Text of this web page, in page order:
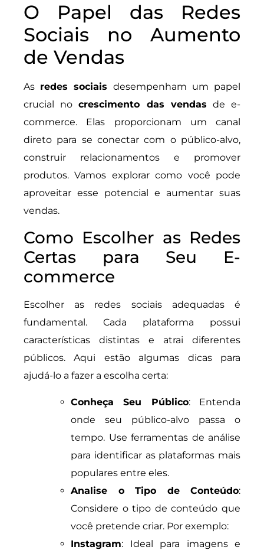
O Papel das Redes
Sociais no Aumento
de Vendas
As redes sociais desempenham um papel
crucial nocrescimento das vendas de e-
commerce. Elas proporcionam um canal
direto para se conectar com o público-alvo,
construir relacionamentos e promover
produtos. Vamos explorar como você pode
aproveitar esse potencial e aumentar suas
vendas.
Como Escolher as Redes
Certas para Seu E-
commerce
Escolher as redes sociais adequadas é
fundamental. Cada plataforma possui
características distintas e atrai diferentes
públicos. Aqui estão algumas dicas para
ajudá-lo a fazer a escolha certa:
Conheça Seu Público: Entenda
onde seu público-alvo passa o
tempo. Use ferramentas de análise
para identificar as plataformas mais
populares entre eles.
Analise o Tipo de Conteúdo:
Considere o tipo de conteúdo que
você pretende criar. Por exemplo:
Instagram: Ideal para imagens e